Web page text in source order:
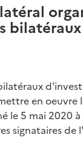
en oeuvre
le 5 mai 2020
signataires de